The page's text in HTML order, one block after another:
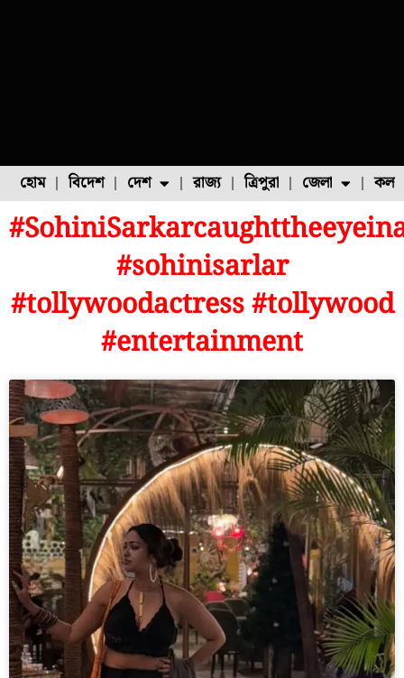
হোম বিদেশ দেশ
ফুল চাষ ফল চাষ মাছ চাষ পোল্ট্রি চাষ
রাজ্য ত্রিপুরা জেলা
উত্তর ২৪ পরগনা
#sohinisarlar
#tollywoodactress #tollywood
#entertainment